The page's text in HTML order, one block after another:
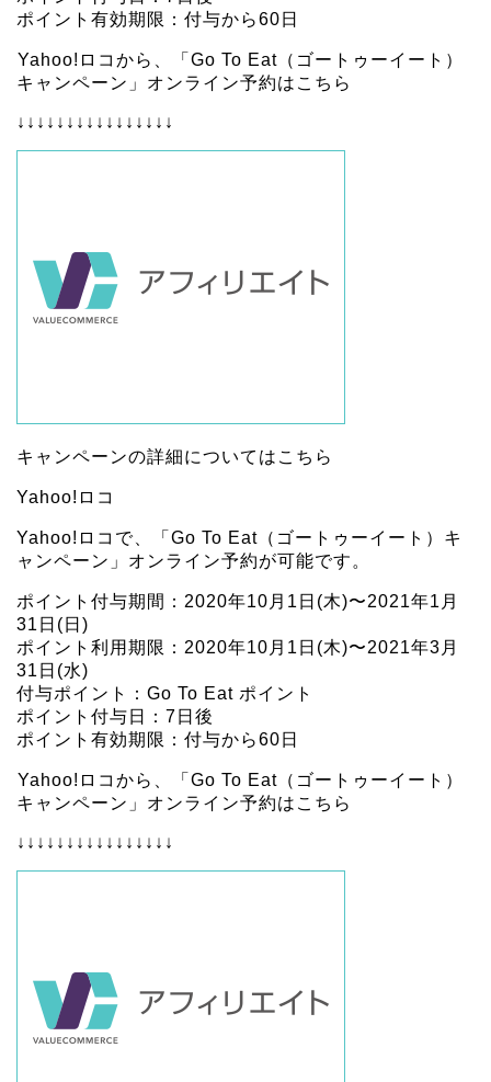
ポイント有効期限：付与から60日
Yahoo!ロコから、「Go To Eat（ゴートゥーイート）
キャンペーン」オンライン予約はこちら
↓↓↓↓↓↓↓↓↓↓↓↓↓↓↓↓
キャンペーンの詳細については こちら
Yahoo!ロコ
Yahoo!ロコで、「Go To Eat（ゴートゥーイート）キ
ャンペーン」オンライン予約が可能です。
ポイント付与期間：2020年10月1日(木)〜2021年1月
31日(日)
ポイント利用期限：2020年10月1日(木)〜2021年3月
31日(水)
付与ポイント：Go To Eat ポイント
ポイント付与日：7日後
ポイント有効期限：付与から60日
Yahoo!ロコから、「Go To Eat（ゴートゥーイート）
キャンペーン」オンライン予約はこちら
↓↓↓↓↓↓↓↓↓↓↓↓↓↓↓↓